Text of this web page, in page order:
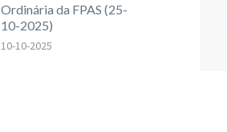
Ordinária da FPAS (25-
10-2025)
10-10-2025